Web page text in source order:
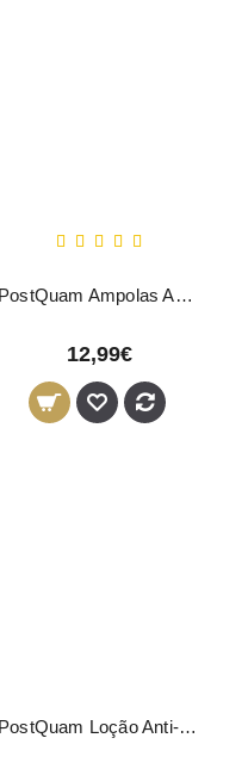
PostQuam Ampolas Anti-Queda Placenta Vegetal Vidro 12x9ml
12,99€
PostQuam Loção Anti-Queda 200ml